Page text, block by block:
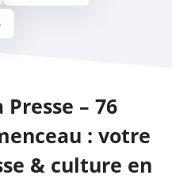
– 76
: votre
& culture en